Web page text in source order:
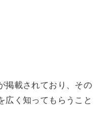
掲載されており、その
広く知ってもらうこと